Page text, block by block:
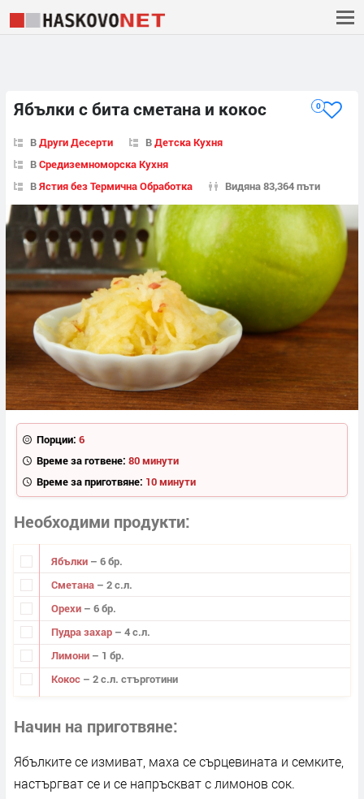
Ябълки с бита сметана и кокос 0
ВДруги Десерти ВДетска Кухня
ВСредиземноморска Кухня
ВЯстия без Термична Обработка Видяна 83,364 пъти
Порции: 6
Време за готвене: 80 минути
Време за приготвяне: 10 минути
Необходими продукти
Ябълки – 6 бр.
Сметана – 2 с.л.
Орехи – 6 бр.
Пудра захар – 4 с.л.
Лимони – 1 бр.
Кокос – 2 с.л. стърготини
Начин на приготвяне
Ябълките се измиват, маха се сърцевината и семките,
настъргват се и се напръскват с лимонов сок.